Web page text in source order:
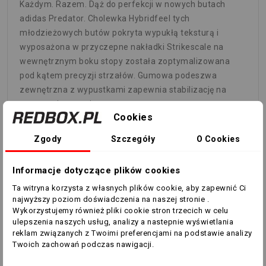
Każdym. Razem. Dąż do perfekcji w nowych butach
adidas Predator. Cholewka Hybridfeel tych
młodzieżowych butów pokryta wypukłą teksturą i
wyposażona w przyczepne nakładki Strikescale na
wewnętrznym boku stopy została zoptymalizowana
pod kątem precyzji strzałów. Gumowa podeszwa
zewnętrzna z wypustkami zapewnia stabilizację na
sztucznej murawie.
SZCZEGÓŁY
Standardowe dopasowanie
Hybrydowa cholewka z elementami Strikescale
Tekstylna wyściółka
Gumowa podeszwa zewnętrzna przystosowana
do gry na sztucznej murawie
Kolor produktu: Team Solar Yellow 2 / Core Black /
Solar Red
Cookies
Zgody Szczegóły O Cookies
Informacje dotyczące plików cookies
Ta witryna korzysta z własnych plików cookie, aby zapewnić Ci
najwyższy poziom doświadczenia na naszej stronie .
Wykorzystujemy również pliki cookie stron trzecich w celu
ulepszenia naszych usług, analizy a nastepnie wyświetlania
reklam związanych z Twoimi preferencjami na podstawie analizy
Twoich zachowań podczas nawigacji.